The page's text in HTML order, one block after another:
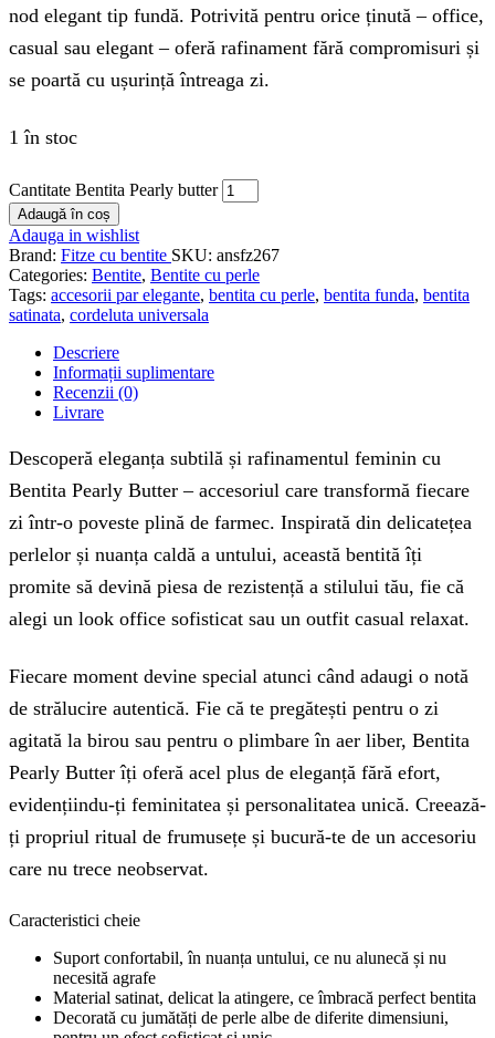
nod elegant tip fundă. Potrivită pentru orice ținută – office,
casual sau elegant – oferă rafinament fără compromisuri și
se poartă cu ușurință întreaga zi.
1 în stoc
Cantitate Bentita Pearly butter
Adaugă în coș
Adauga in wishlist
Brand: Fitze cu bentite SKU: ansfz267
Categories: Bentite, Bentite cu perle
Tags: accesorii par elegante, bentita cu perle, bentita funda, bentita
satinata, cordeluta universala
Descriere
Informații suplimentare
Recenzii (0)
Livrare
Descoperă eleganța subtilă și rafinamentul feminin cu
Bentita Pearly Butter – accesoriul care transformă fiecare
zi într-o poveste plină de farmec. Inspirată din delicatețea
perlelor și nuanța caldă a untului, această bentită îți
promite să devină piesa de rezistență a stilului tău, fie că
alegi un look office sofisticat sau un outfit casual relaxat.
Fiecare moment devine special atunci când adaugi o notă
de strălucire autentică. Fie că te pregătești pentru o zi
agitată la birou sau pentru o plimbare în aer liber, Bentita
Pearly Butter îți oferă acel plus de eleganță fără efort,
evidențiindu-ți feminitatea și personalitatea unică. Creează-
ți propriul ritual de frumusețe și bucură-te de un accesoriu
care nu trece neobservat.
Caracteristici cheie
Suport confortabil, în nuanța untului, ce nu alunecă și nu
necesită agrafe
Material satinat, delicat la atingere, ce îmbracă perfect bentita
Decorată cu jumătăți de perle albe de diferite dimensiuni,